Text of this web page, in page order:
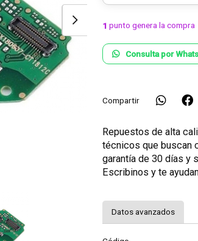
1 punto genera la compra
Consulta por
Compartir
Repuestos de alta
técnicos que buscan
garantía de 30 días y
Escribinos y te
Datos avanzados